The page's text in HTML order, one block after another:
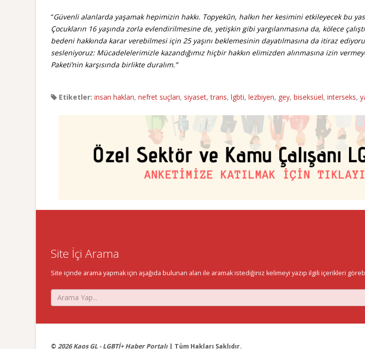
“Güvenli alanlarda yaşamak hepimizin hakkı. Topyekûn, halkın her kesimini etkileyecek bu
Çocukların 16 yaşında zorla evlendirilmesine de, yetişkin gibi yargılanmasına da, kölece
bedeni hakkında karar verebilmesi için 25 yaşını beklemesinin dayatılmasına da itiraz
sesleniyoruz: Mücadelelerimizle kazandığımız hiçbir hakkın elimizden alınmasına izin
Paketi’nin karşısında birlikte duralım.”
Etiketler: insan hakları, nefret suçları, siyaset,trans, lgbti, lezbiyen, gey, biseksüel, interseks,
Site İçi Arama
Site içinde arama yapmak için aşağıda bulunan alan ile aramak istediğiniz kelimeyi yazıp ilgili içerikleri
© 2026 Kaos GL - LGBTİ+ Haber Portalı| Tüm Hakları Saklıdır.